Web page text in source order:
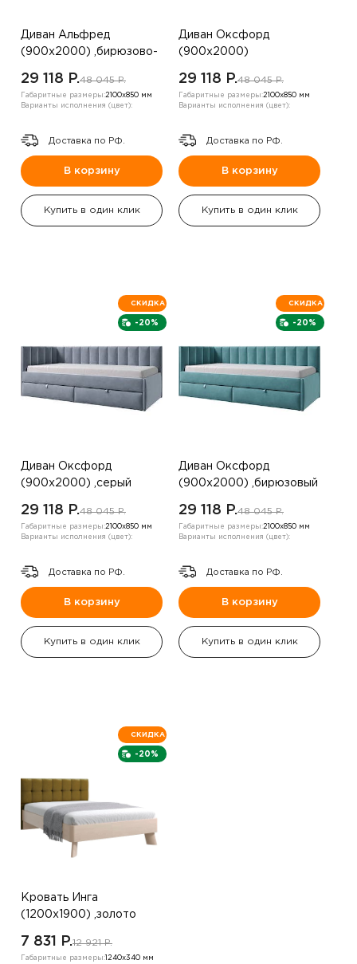
Диван Альфред
(900х2000) ,бирюзово-
29 118 P.48 045 P.
Габаритные размеры:2100х850 мм
Варианты исполнения (цвет):
Доставка по РФ.
В корзину
Купить в один клик
Диван Оксфорд
(900х2000)
29 118 P.48 045 P.
Габаритные размеры:2100х850 мм
Варианты исполнения (цвет):
Доставка по РФ.
В корзину
Купить в один клик
-20%
СКИДКА
Диван Оксфорд
(900х2000) ,серый
29 118 P.48 045 P.
Габаритные размеры:2100х850 мм
Варианты исполнения (цвет):
Доставка по РФ.
В корзину
Купить в один клик
-20%
СКИДКА
Диван Оксфорд
(900х2000) ,бирюзовый
29 118 P.48 045 P.
Габаритные размеры:2100х850 мм
Варианты исполнения (цвет):
Доставка по РФ.
В корзину
Купить в один клик
-20%
СКИДКА
Кровать Инга
(1200х1900) ,золото
7 831 P.12 921 P.
Габаритные размеры: 1240х340 мм